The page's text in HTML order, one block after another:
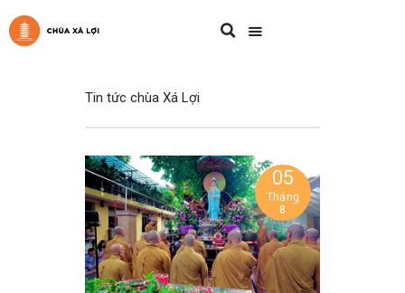
Tin tức chùa Xá Lợi
05
Tháng
8